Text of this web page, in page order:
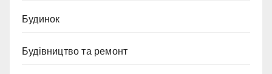
Будинок
Будівництво та ремонт